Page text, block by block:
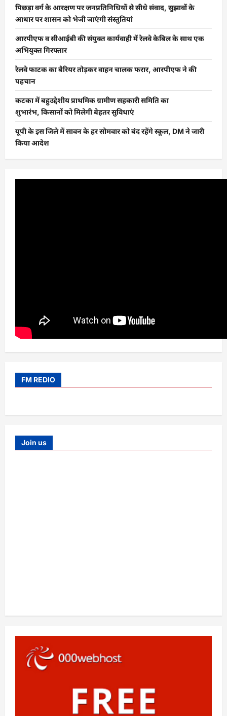
पिछड़ा वर्ग के आरक्षण पर जनप्रतिनिधियों से सीधे संवाद, सुझावों के
आधार पर शासन को भेजी जाएंगी संस्तुतियां
आरपीएफ व सीआईबी की संयुक्त कार्यवाही में रेलवे केबिल के साथ एक
अभियुक्त गिरफ्तार
रेलवे फाटक का बैरियर तोड़कर वाहन चालक फरार, आरपीएफ ने की
पहचान
कटका में बहुउद्देशीय प्राथमिक ग्रामीण सहकारी समिति का
शुभारंभ, किसानों को मिलेगी बेहतर सुविधाएं
यूपी के इस जिले में सावन के हर सोमवार को बंद रहेंगे स्कूल, DM ने जारी
किया आदेश
FM REDIO
Join us